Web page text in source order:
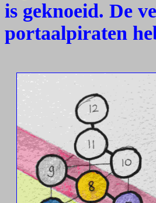
is geknoeid. De
portaalpiraten